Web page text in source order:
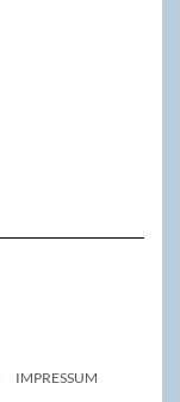
IMPRESSUM